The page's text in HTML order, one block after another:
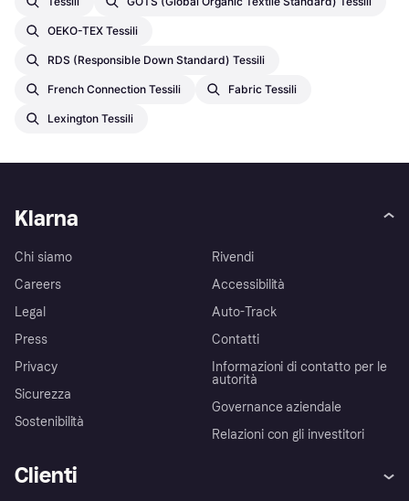
OEKO-TEX Tessili
RDS (Responsible Down Standard) Tessili
French Connection Tessili Fabric Tessili
Lexington Tessili
Klarna
Chi siamo
Careers
Legal
Press
Privacy
Sicurezza
Sostenibilità
Rivendi
Accessibilità
Auto-Track
Contatti
Informazioni di contatto per le
autorità
Governance aziendale
Relazioni con gli investitori
Clienti